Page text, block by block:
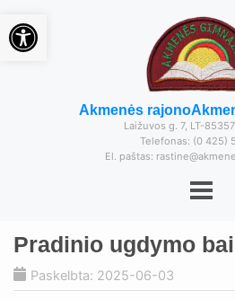
Akmenės rajono
Laižuvos g. 7, LT-
Telefonas: (0 425)
El. paštas:
Pradinio ugdymo
Paskelbta: 2025-06-03
Open toolbar